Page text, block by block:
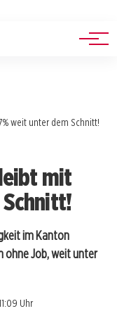
weit unter dem Schnitt!
mit
im Kanton
ohne Job, weit unter
Uhr